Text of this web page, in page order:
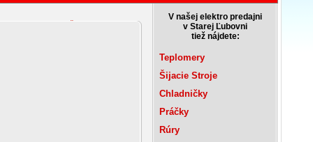
V našej elektro predajni
v Starej Ľubovni
tiež nájdete:
Teplomery
Šijacie Stroje
Chladničky
Práčky
Rúry